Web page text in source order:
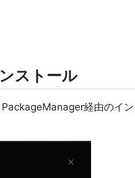
ストール
経由のイン